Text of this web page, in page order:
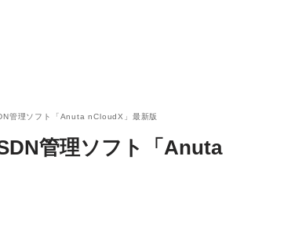
管理ソフト「Anuta nCloudX」最新版
管理ソフト「Anuta